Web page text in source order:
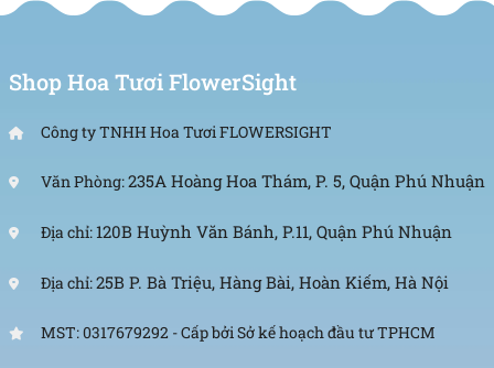
Shop Hoa Tươi FlowerSight
Công ty TNHH Hoa Tươi FLOWERSIGHT
Văn Phòng:235A Hoàng Hoa Thám, P. 5, Quận Phú Nhuận
Địa chỉ: 120B Huỳnh Văn Bánh, P.11, Quận Phú Nhuận
Địa chỉ:25B P. Bà Triệu, Hàng Bài, Hoàn Kiếm, Hà Nội
MST: 0317679292 - Cấp bởi Sở kế hoạch đầu tư TPHCM